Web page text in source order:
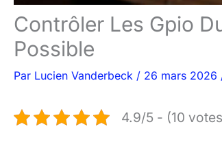
Contrôler Les Gpio
Possible
Par Lucien Vanderbeck / 26 mars 2026
4.9/5 - (10